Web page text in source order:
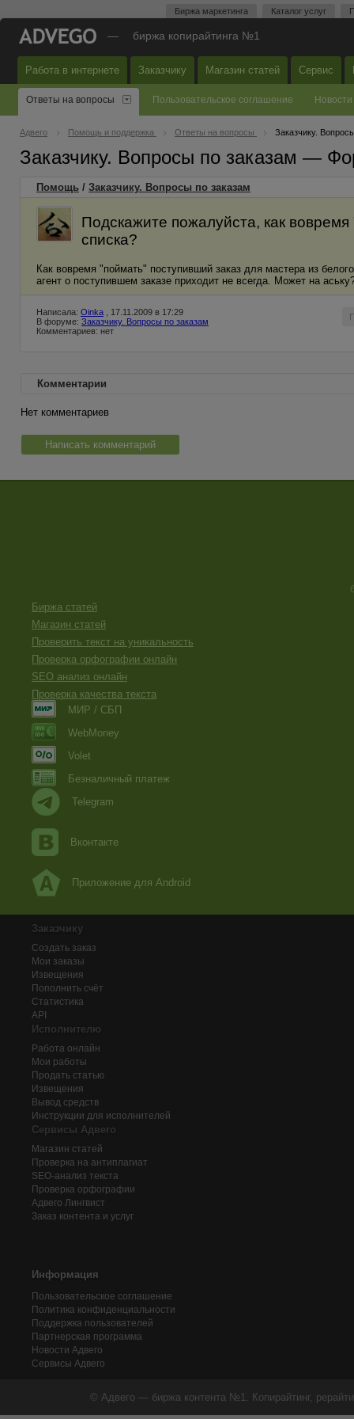
Биржа маркетинга Каталог услуг
— биржа копирайтинга №1
Работа в интернете Заказчику Магазин статей Сервис
Ответы на вопросы Пользовательское соглашение Новости
Адвего Помощь и поддержка Ответы на вопросы Заказчику.
Заказчику. Вопросы по заказам —
Помощь / Заказчику. Вопросы по заказам
Подскажите пожалуйста, как
списка?
Как вовремя "поймать" поступивший заказ для мастера из
агент о поступившем заказе приходит не всегда. Может на
Написала: Oinka , 17.11.2009 в 17:29
В форуме: Заказчику. Вопросы по заказам
Комментариев: нет
Комментарии
Нет комментариев
Написать комментарий
Биржа статей
Магазин статей
Проверить текст на уникальность
Проверка орфографии онлайн
SEO анализ онлайн
Проверка качества текста
МИР / СБП
WebMoney
Volet
Безналичный платеж
Telegram
Вконтакте
Приложение для Android
Заказчику
Создать заказ
Мои заказы
Извещения
Пополнить счёт
Статистика
API
Исполнителю
Работа онлайн
Мои работы
Продать статью
Извещения
Вывод средств
Инструкции для исполнителей
Сервисы Адвего
Магазин статей
Проверка на антиплагиат
SEO-анализ текста
Проверка орфографии
Адвего Лингвист
Заказ контента и услуг
Информация
Пользовательское соглашение
Политика конфиденциальности
Поддержка пользователей
Партнерская программа
Новости Адвего
Сервисы Адвего
© Адвего — биржа контента №1. Копирайтинг,